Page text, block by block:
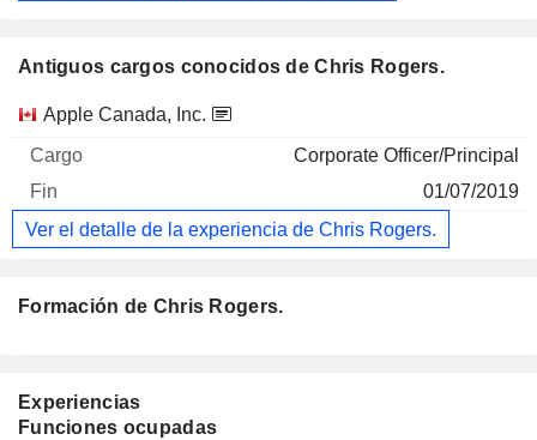
Antiguos cargos conocidos de Chris Rogers.
Empresas Cargo Fin
Apple Canada, Inc.
Corporate Officer/Principal
01/07/2019
Ver el detalle de la experiencia de Chris Rogers.
Formación de Chris Rogers.
Experiencias
Funciones ocupadas